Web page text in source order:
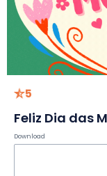
5
Feliz Dia das
Download